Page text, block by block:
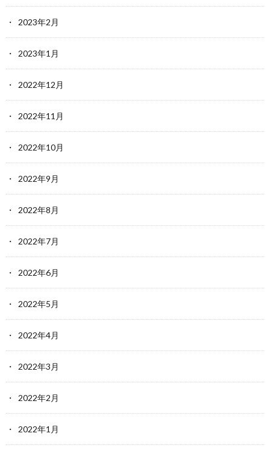
2023年2月
2023年1月
2022年12月
2022年11月
2022年10月
2022年9月
2022年8月
2022年7月
2022年6月
2022年5月
2022年4月
2022年3月
2022年2月
2022年1月